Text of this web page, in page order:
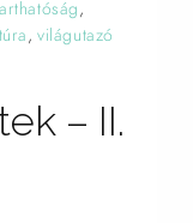
,
túra,világutazó
– II.